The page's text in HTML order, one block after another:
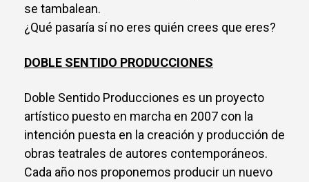
se tambalean.
¿Qué pasaría sí no eres quién crees que eres?
DOBLE SENTIDO PRODUCCIONES
Doble Sentido Producciones es un proyecto
artístico puesto en marcha en 2007 con la
intención puesta en la creación y producción de
obras teatrales de autores contemporáneos.
Cada año nos proponemos producir un nuevo